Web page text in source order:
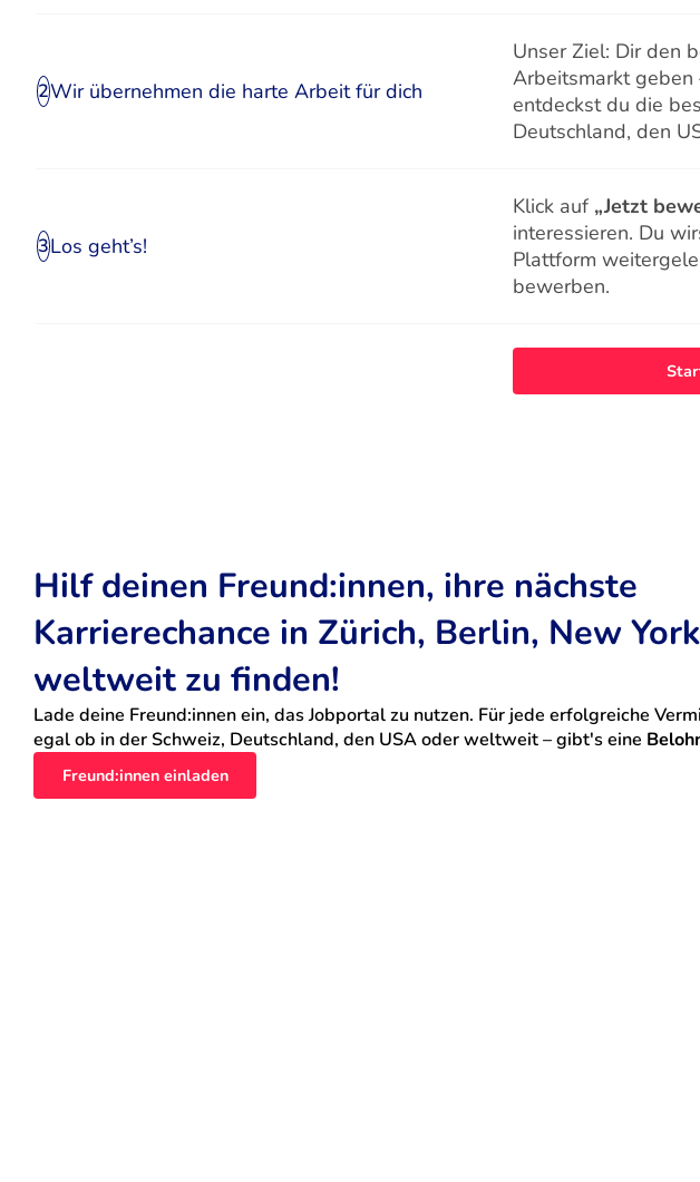
2Wir übernehmen die harte Arbeit für dich
Unser Ziel: Dir den
Arbeitsmarkt geben
entdeckst du die
Deutschland, den
3Los geht’s!
Klick auf „Jetzt
interessieren. Du
Plattform
bewerben.
Hilf deinen Freund:innen, ihre nächste
Karrierechance in Zürich, Berlin, New
weltweit zu finden!
Lade deine Freund:innen ein, das Jobportal zu nutzen. Für jede erfolgreiche
egal ob in der Schweiz, Deutschland, den USA oder weltweit – gibt's eine
Freund:innen einladen